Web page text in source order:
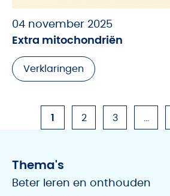
04 november 2025
Extra mitochondriën
Verklaringen
1 2 3 …
Thema's
Beter leren en onthouden